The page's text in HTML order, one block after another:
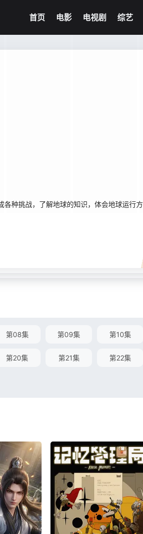
首页 电影 电视剧 综艺
种挑战，了解地球的知识，体会地球运行方
第08集 第09集 第10集
第20集 第21集 第22集